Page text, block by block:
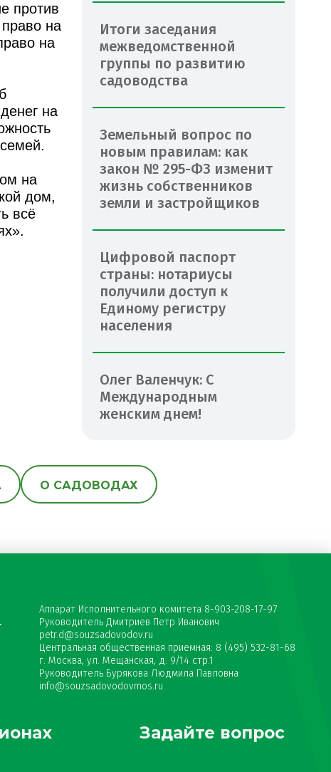
против
на
на
на
на
дом,
всё
Итоги заседания
межведомственной
группы по развитию
садоводства
Земельный вопрос по
новым правилам: как
закон № 295-ФЗ изменит
жизнь собственников
земли и застройщиков
Цифровой паспорт
страны: нотариусы
получили доступ к
Единому регистру
населения
Олег Валенчук: С
Международным
женским днем!
О САДОВОДАХ
Аппарат Исполнительного комитета 8-903-208-17-97
Руководитель Дмитриев Петр Иванович
petr.d@souzsadovodov.ru
Центральная общественная приемная: 8 (495) 532-81-68
г. Москва, ул. Мещанская, д. 9/14 стр.1
Руководитель Бурякова Людмила Павловна
info@souzsadovodovmos.ru
Задайте вопрос